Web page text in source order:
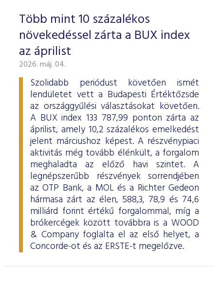
Több mint 10 százalékos
növekedéssel zárta a BUX index
az áprilist
2026. máj. 04.
Szolidabb periódust követően ismét
lendületet vett a Budapesti Értéktőzsde
az országgyűlési választásokat követően.
A BUX index 133 787,99 ponton zárta az
áprilist, amely 10,2 százalékos emelkedést
jelent márciushoz képest. A részvénypiaci
aktivitás még tovább élénkült, a forgalom
meghaladta az előző havi szintet. A
legnépszerűbb részvények sorrendjében
az OTP Bank, a MOL és a Richter Gedeon
hármasa zárt az élen, 588,3, 78,9 és 74,6
milliárd forint értékű forgalommal, míg a
brókercégek között továbbra is a WOOD
& Company foglalta el az első helyet, a
Concorde-ot és az ERSTE-t megelőzve.